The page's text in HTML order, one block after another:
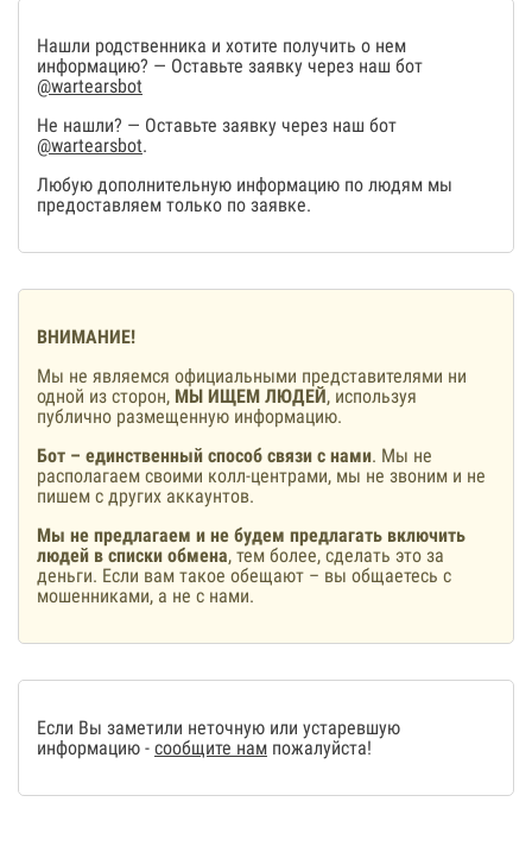
Нашли родственника и хотите получить о нем
информацию? — Оставьте заявку через наш бот
@wartearsbot
Не нашли? — Оставьте заявку через наш бот
@wartearsbot.
Любую дополнительную информацию по людям мы
предоставляем только по заявке.
ВНИМАНИЕ!
Мы не являемся официальными представителями ни
одной из сторон, МЫ ИЩЕМ ЛЮДЕЙ, используя
публично размещенную информацию.
Бот – единственный способ связи с нами. Мы не
располагаем своими колл-центрами, мы не звоним и не
пишем с других аккаунтов.
Мы не предлагаем и не будем предлагать включить
людей в списки обмена, тем более, сделать это за
деньги. Если вам такое обещают – вы общаетесь с
мошенниками, а не с нами.
Если Вы заметили неточную или устаревшую
информацию - сообщите нам пожалуйста!